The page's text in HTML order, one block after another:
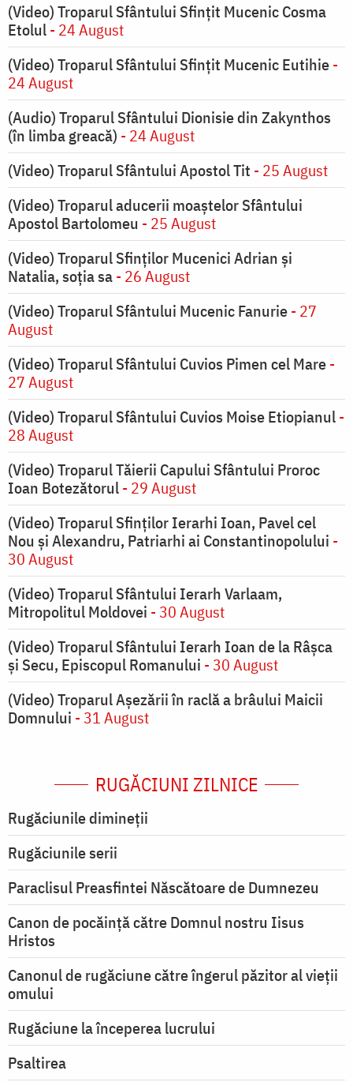
(Video) Troparul Sfântului Sfințit Mucenic Cosma
Etolul- 24 August
(Video) Troparul Sfântului Sfințit Mucenic Eutihie-
24 August
(Audio) Troparul Sfântului Dionisie din Zakynthos
(în limba greacă) - 24 August
(Video) Troparul Sfântului Apostol Tit - 25 August
(Video) Troparul aducerii moaștelor Sfântului
Apostol Bartolomeu - 25 August
(Video) Troparul Sfinților Mucenici Adrian și
Natalia, soția sa- 26 August
(Video) Troparul Sfântului Mucenic Fanurie- 27
August
(Video) Troparul Sfântului Cuvios Pimen cel Mare-
27 August
(Video) Troparul Sfântului Cuvios Moise Etiopianul-
28 August
(Video) Troparul Tăierii Capului Sfântului Proroc
Ioan Botezătorul- 29 August
(Video) Troparul Sfinților Ierarhi Ioan, Pavel cel
Nou și Alexandru, Patriarhi ai Constantinopolului -
30 August
(Video) Troparul Sfântului Ierarh Varlaam,
Mitropolitul Moldovei - 30 August
(Video) Troparul Sfântului Ierarh Ioan de la Râșca
și Secu, Episcopul Romanului - 30 August
(Video) Troparul Așezării în raclă a brâului Maicii
Domnului - 31 August
RUGĂCIUNI ZILNICE
Rugăciunile dimineții
Rugăciunile serii
Paraclisul Preasfintei Născătoare de Dumnezeu
Canon de pocăință către Domnul nostru Iisus
Hristos
Canonul de rugăciune către îngerul păzitor al vieții
omului
Rugăciune la începerea lucrului
Psaltirea